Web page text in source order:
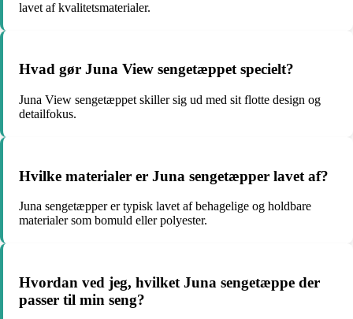
lavet af kvalitetsmaterialer.
Hvad gør Juna View sengetæppet specielt?
Juna View sengetæppet skiller sig ud med sit flotte design og
detailfokus.
Hvilke materialer er Juna sengetæpper lavet af?
Juna sengetæpper er typisk lavet af behagelige og holdbare
materialer som bomuld eller polyester.
Hvordan ved jeg, hvilket Juna sengetæppe der
passer til min seng?